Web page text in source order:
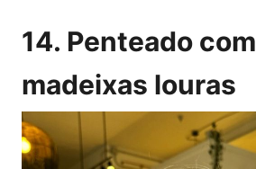
14. Penteado com
madeixas louras